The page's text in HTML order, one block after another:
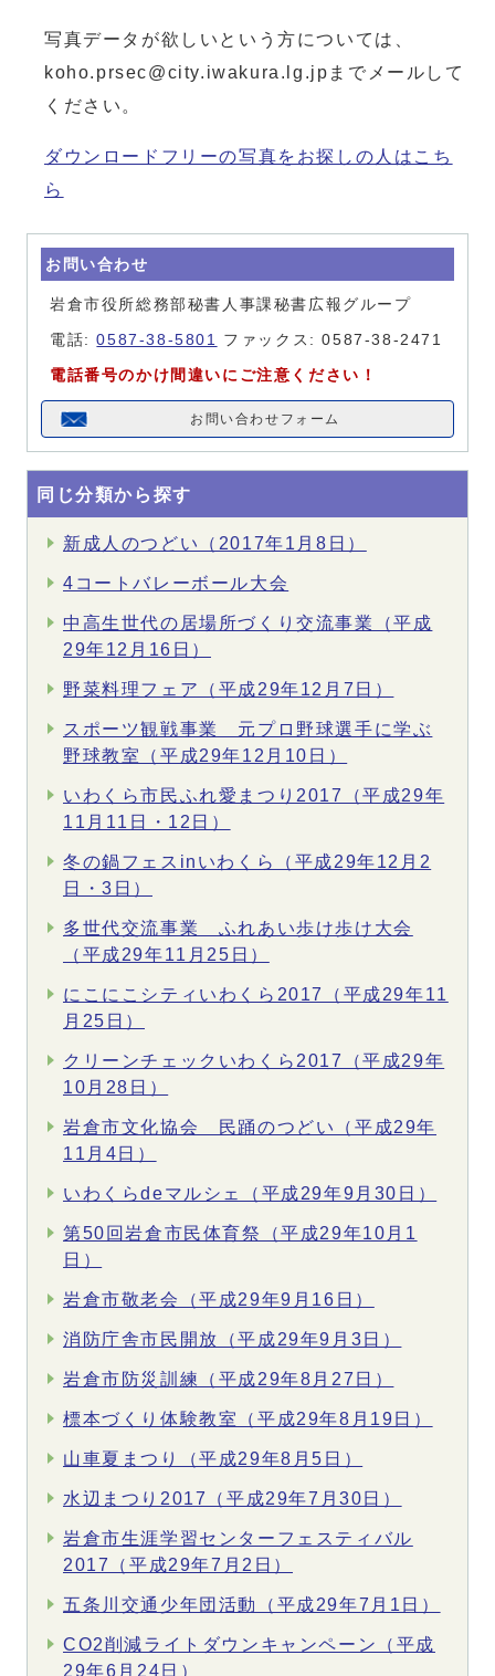
写真データが欲しいという方については、
koho.prsec@city.iwakura.lg.jpまでメールして
ください。
ダウンロードフリーの写真をお探しの人はこち
ら
お問い合わせ
岩倉市役所総務部秘書人事課秘書広報グループ
電話:0587-38-5801 ファックス: 0587-38-2471
電話番号のかけ間違いにご注意ください！
お問い合わせフォーム
同じ分類から探す
新成人のつどい（2017年1月8日）
4コートバレーボール大会
中高生世代の居場所づくり交流事業（平成
29年12月16日）
野菜料理フェア（平成29年12月7日）
スポーツ観戦事業 元プロ野球選手に学ぶ
野球教室（平成29年12月10日）
いわくら市民ふれ愛まつり2017（平成29年
11月11日・12日）
冬の鍋フェスinいわくら（平成29年12月2
日・3日）
多世代交流事業 ふれあい歩け歩け大会
（平成29年11月25日）
にこにこシティいわくら2017（平成29年11
月25日）
クリーンチェックいわくら2017（平成29年
10月28日）
岩倉市文化協会 民踊のつどい（平成29年
11月4日）
いわくらdeマルシェ（平成29年9月30日）
第50回岩倉市民体育祭（平成29年10月1
日）
岩倉市敬老会（平成29年9月16日）
消防庁舎市民開放（平成29年9月3日）
岩倉市防災訓練（平成29年8月27日）
標本づくり体験教室（平成29年8月19日）
山車夏まつり（平成29年8月5日）
水辺まつり2017（平成29年7月30日）
岩倉市生涯学習センターフェスティバル
2017（平成29年7月2日）
五条川交通少年団活動（平成29年7月1日）
CO2削減ライトダウンキャンペーン（平成
29年6月24日）